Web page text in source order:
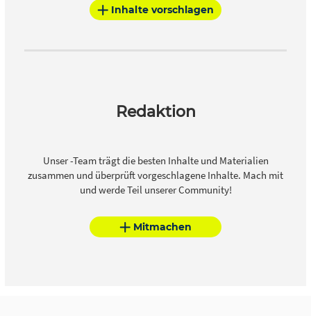
Inhalte vorschlagen
Redaktion
Unser -Team trägt die besten Inhalte und Materialien
zusammen und überprüft vorgeschlagene Inhalte. Mach mit
und werde Teil unserer Community!
Mitmachen